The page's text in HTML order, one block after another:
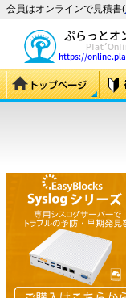
会員はオンラインで見積書(